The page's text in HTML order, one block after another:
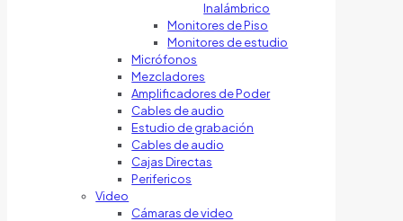
Inalámbrico
Monitores de Piso
Monitores de estudio
Micrófonos
Mezcladores
Amplificadores de Poder
Cables de audio
Estudio de grabación
Cables de audio
Cajas Directas
Perifericos
Video
Cámaras de video